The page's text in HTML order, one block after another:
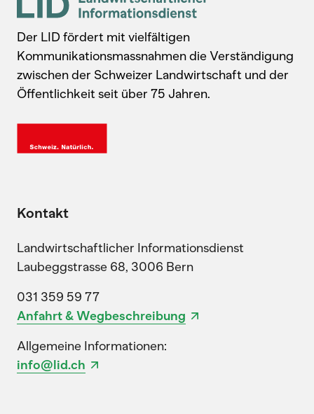
Der LID fördert mit vielfältigen
Kommunikationsmassnahmen die Verständigung
zwischen der Schweizer Landwirtschaft und der
Öffentlichkeit seit über 75 Jahren.
Kontakt
Landwirtschaftlicher Informationsdienst
Laubeggstrasse 68, 3006 Bern
031 359 59 77
Anfahrt & Wegbeschreibung
Allgemeine Informationen:
info@lid.ch